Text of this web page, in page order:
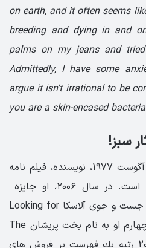
on earth, and it often seems
breeding and dying in and
palms on my jeans and
Admittedly, I have some
argue it isn’t irrational to be
you are a skin-encased
سبز!
جان مایکل گرین، متولد 24 آگوست 1977، نویسنده، فیلم نامه
نویس، تهیه کننده آمریکایی است. در سال ۲۰۰۶، او جایزه
Printz را برای رمان موفق در جست و جوی آلاسکا Looking for
Alaska به دست اورد. رمان چهارم او به نام بخت پریشان The
Fault in Stars در ژانویه 2012 رتبه یك فهرست پر فروش های